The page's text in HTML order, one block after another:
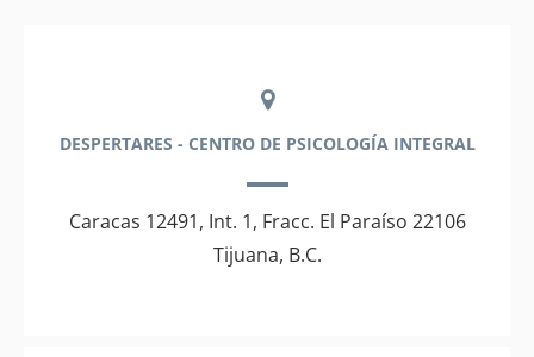
DESPERTARES - CENTRO DE PSICOLOGÍA INTEGRAL
Caracas 12491, Int. 1, Fracc. El Paraíso 22106
Tijuana, B.C.